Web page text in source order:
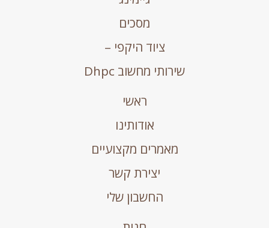
ציוד היקפי –
שירותי מחשוב Dhpc
אודותינו
מאמרים מקצועיים
יצירת קשר
החשבון שלי